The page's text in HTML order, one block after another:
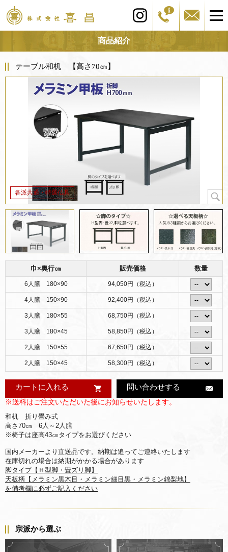
商品紹介
テーブル和机 【高さ70㎝】
各派共通・特選仏具
巾×奥行㎝ 販売価格 数量
6人膳 180×90 94,050円（税込）
4人膳 150×90 92,400円（税込）
3人膳 180×55 68,750円（税込）
3人膳 180×45 58,850円（税込）
2人膳 150×55 67,650円（税込）
2人膳 150×45 58,300円（税込）
カートに入れる 問い合わせする
※送料はご注文いただいた後にお知らせいたします。
和机 折り畳み式
高さ70㎝ 6人～2人膳
※椅子は座高43㎝タイプをお選びください
国内メーカーより直送品です。納期は追ってご連絡いたします
在庫切れの場合は納期がかかる場合があります
脚タイプ【Ｈ型脚・畳ズリ脚】
天板柄【メラミン黒木目・メラミン細目黒・メラミン錦梨地】
を備考欄に必ずご記入ください
宗派から選ぶ